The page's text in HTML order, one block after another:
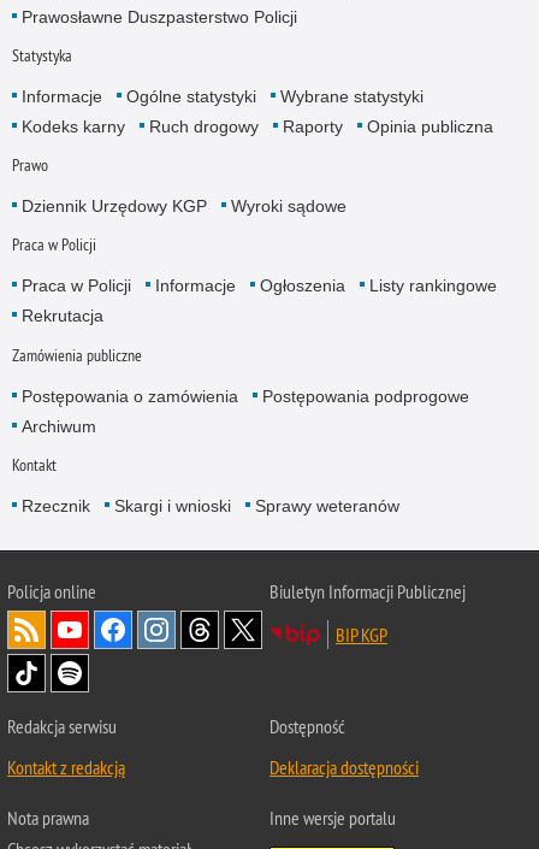
Prawosławne Duszpasterstwo Policji
Statystyka
Informacje Ogólne statystyki
Wybrane statystyki
Kodeks karny
Ruch drogowy Raporty Opinia publiczna
Prawo
Dziennik Urzędowy KGP Wyroki sądowe
Praca w Policji
Praca w Policji Informacje Ogłoszenia
Listy rankingowe
Rekrutacja
Zamówienia publiczne
Postępowania o zamówienia
Postępowania podprogowe
Archiwum
Kontakt
Rzecznik Skargi i wnioski Sprawy weteranów
Policjaonline
Biuletyn Informacji Publicznej
BIP KGP
Redakcja serwisu
Kontakt z redakcją
Dostępność
Deklaracja dostępności
Nota prawna
Inne wersje portalu